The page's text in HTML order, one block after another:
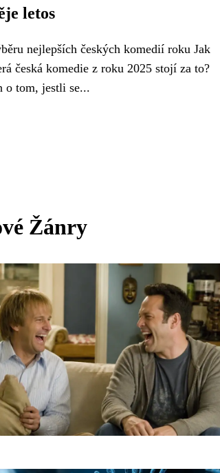
letos
nejlepších českých komedií roku Jak
česká komedie z roku 2025 stojí za to?
o tom, jestli se...
Žánry